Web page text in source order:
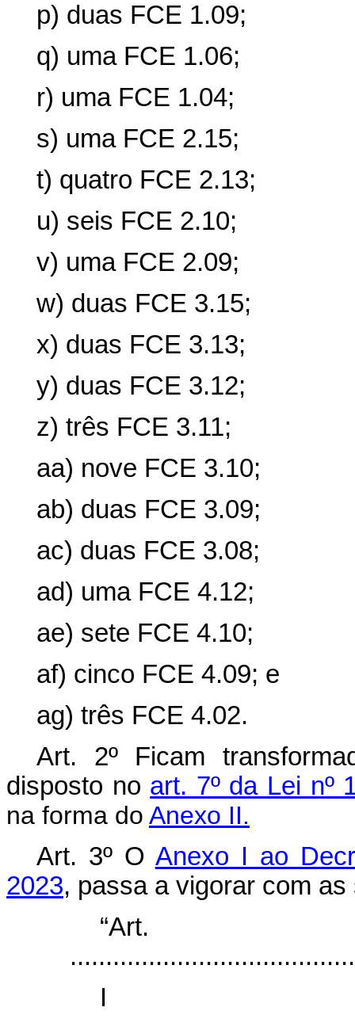
p) duas FCE 1.09;
q) uma FCE 1.06;
r) uma FCE 1.04;
s) uma FCE 2.15;
t) quatro FCE 2.13;
u) seis FCE 2.10;
v) uma FCE 2.09;
w) duas FCE 3.15;
x) duas FCE 3.13;
y) duas FCE 3.12;
z) três FCE 3.11;
aa) nove FCE 3.10;
ab) duas FCE 3.09;
ac) duas FCE 3.08;
ad) uma FCE 4.12;
ae) sete FCE 4.10;
af) cinco FCE 4.09; e
ag) três FCE 4.02.
Art. 2º Ficam
disposto no art. 7º da Lei nº
na forma do Anexo II.
Art. 3º O Anexo I ao
2023, passa a vigorar com
I